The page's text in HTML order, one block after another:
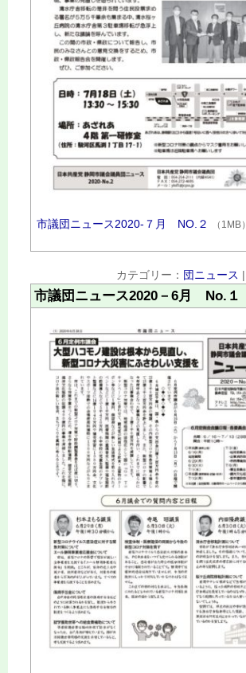
市議団ニュース2020‐７月 NO.２ （1MB）
カテゴリー： 団ニュース |
市議団ニュース2020－6月 No.１